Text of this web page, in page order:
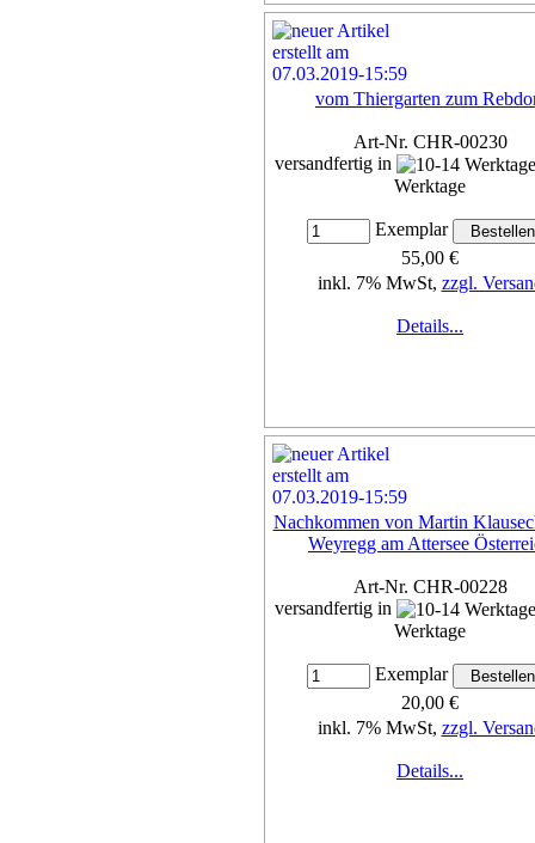
vom Thiergarten zum
Art-Nr. CHR-00230
versandfertig in
Werktage
Exemplar
55,00 €
inkl. 7% MwSt, zzgl.
Details...
Nachkommen von Martin
Weyregg am Attersee
Art-Nr. CHR-00228
versandfertig in
Werktage
Exemplar
20,00 €
inkl. 7% MwSt, zzgl.
Details...